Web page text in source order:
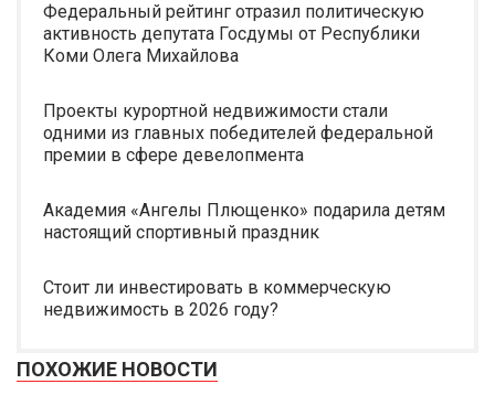
Федеральный рейтинг отразил политическую
активность депутата Госдумы от Республики
Коми Олега Михайлова
Проекты курортной недвижимости стали
одними из главных победителей федеральной
премии в сфере девелопмента
Академия «Ангелы Плющенко» подарила детям
настоящий спортивный праздник
Стоит ли инвестировать в коммерческую
недвижимость в 2026 году?
ПОХОЖИЕ НОВОСТИ